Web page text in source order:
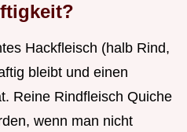
Hackfleisch (halb Rind,
bleibt und einen
Reine Rindfleisch Quiche
wenn man nicht